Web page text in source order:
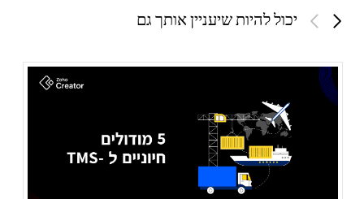
יכול להיות שיעניין אותך גםPrevious Next